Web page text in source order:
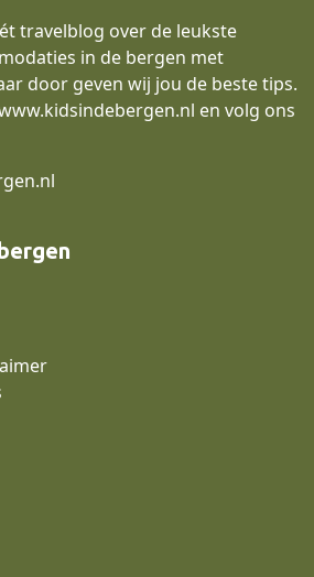
travelblog over de leukste
in de bergen met
door geven wij jou de beste tips.
en volg ons